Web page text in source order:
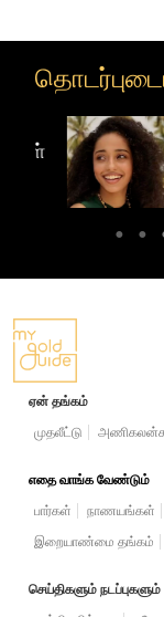
ஏன் தங்கம்
முதலீட்டு
எதை வாங்க வேண்டும்
பார்கள்
நாணயங்கள்
இறையாண்மை தங்கம்
செய்திகளும் நடப்புகளும்